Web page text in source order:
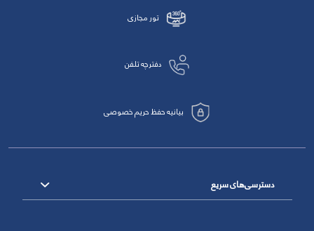
تور مجازی
دفترچه تلفن
بیانیه حفظ حریم خصوصی
دسترسی‌های سریع